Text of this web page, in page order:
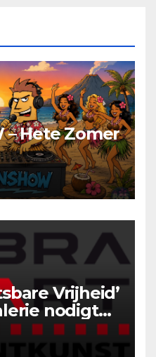
– Hete Zomer
Vrijheid’
nodigt
en